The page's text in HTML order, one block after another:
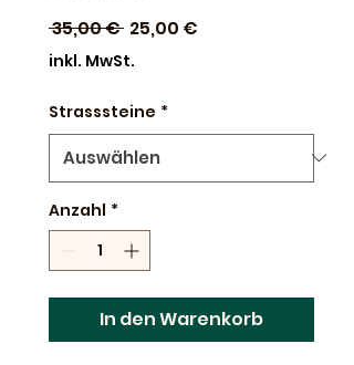
35,00 € Standardpreis
25,00 €
inkl. MwSt.
Strasssteine *
Anzahl *
In den Warenkorb